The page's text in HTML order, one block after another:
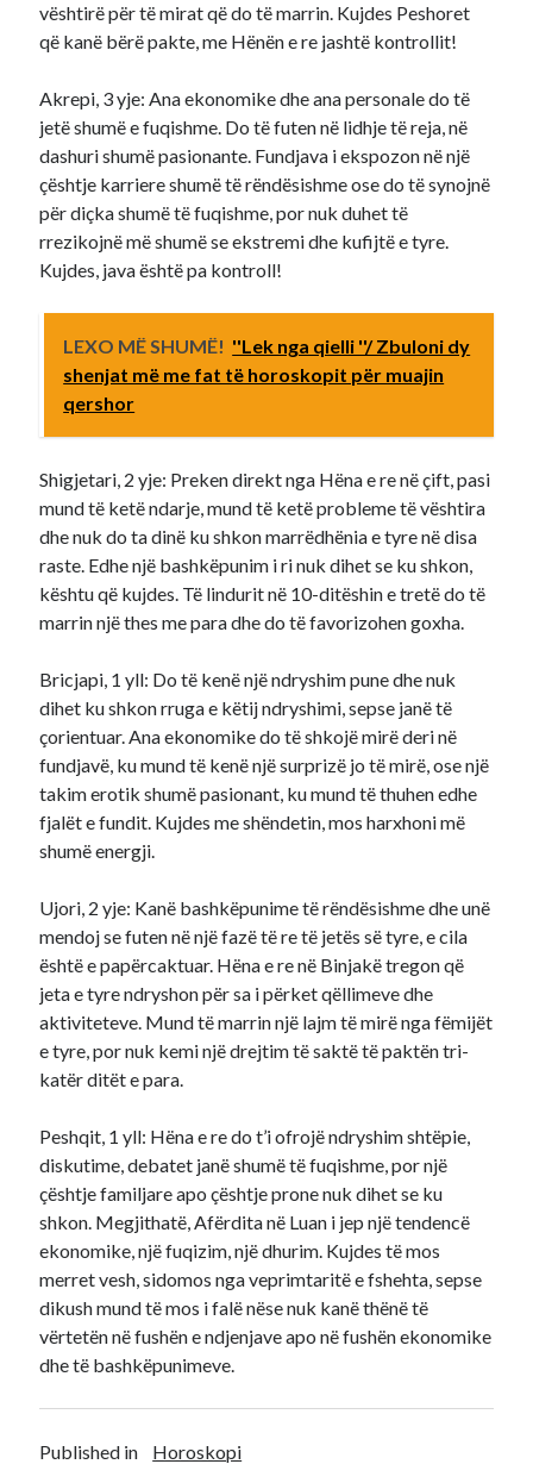
vështirë për të mirat që do të marrin. Kujdes Peshoret
që kanë bërë pakte, me Hënën e re jashtë kontrollit!
Akrepi, 3 yje: Ana ekonomike dhe ana personale do të
jetë shumë e fuqishme. Do të futen në lidhje të reja, në
dashuri shumë pasionante. Fundjava i ekspozon në një
çështje karriere shumë të rëndësishme ose do të synojnë
për diçka shumë të fuqishme, por nuk duhet të
rrezikojnë më shumë se ekstremi dhe kufijtë e tyre.
Kujdes, java është pa kontroll!
LEXO MË SHUMË! ''Lek nga qielli ''/ Zbuloni dy
shenjat më me fat të horoskopit për muajin
qershor
Shigjetari, 2 yje: Preken direkt nga Hëna e re në çift, pasi
mund të ketë ndarje, mund të ketë probleme të vështira
dhe nuk do ta dinë ku shkon marrëdhënia e tyre në disa
raste. Edhe një bashkëpunim i ri nuk dihet se ku shkon,
kështu që kujdes. Të lindurit në 10-ditëshin e tretë do të
marrin një thes me para dhe do të favorizohen goxha.
Bricjapi, 1 yll: Do të kenë një ndryshim pune dhe nuk
dihet ku shkon rruga e këtij ndryshimi, sepse janë të
çorientuar. Ana ekonomike do të shkojë mirë deri në
fundjavë, ku mund të kenë një surprizë jo të mirë, ose një
takim erotik shumë pasionant, ku mund të thuhen edhe
fjalët e fundit. Kujdes me shëndetin, mos harxhoni më
shumë energji.
Ujori, 2 yje: Kanë bashkëpunime të rëndësishme dhe unë
mendoj se futen në një fazë të re të jetës së tyre, e cila
është e papërcaktuar. Hëna e re në Binjakë tregon që
jeta e tyre ndryshon për sa i përket qëllimeve dhe
aktiviteteve. Mund të marrin një lajm të mirë nga fëmijët
e tyre, por nuk kemi një drejtim të saktë të paktën tri-
katër ditët e para.
Peshqit, 1 yll: Hëna e re do t’i ofrojë ndryshim shtëpie,
diskutime, debatet janë shumë të fuqishme, por një
çështje familjare apo çështje prone nuk dihet se ku
shkon. Megjithatë, Afërdita në Luan i jep një tendencë
ekonomike, një fuqizim, një dhurim. Kujdes të mos
merret vesh, sidomos nga veprimtaritë e fshehta, sepse
dikush mund të mos i falë nëse nuk kanë thënë të
vërtetën në fushën e ndjenjave apo në fushën ekonomike
dhe të bashkëpunimeve.
Published in Horoskopi